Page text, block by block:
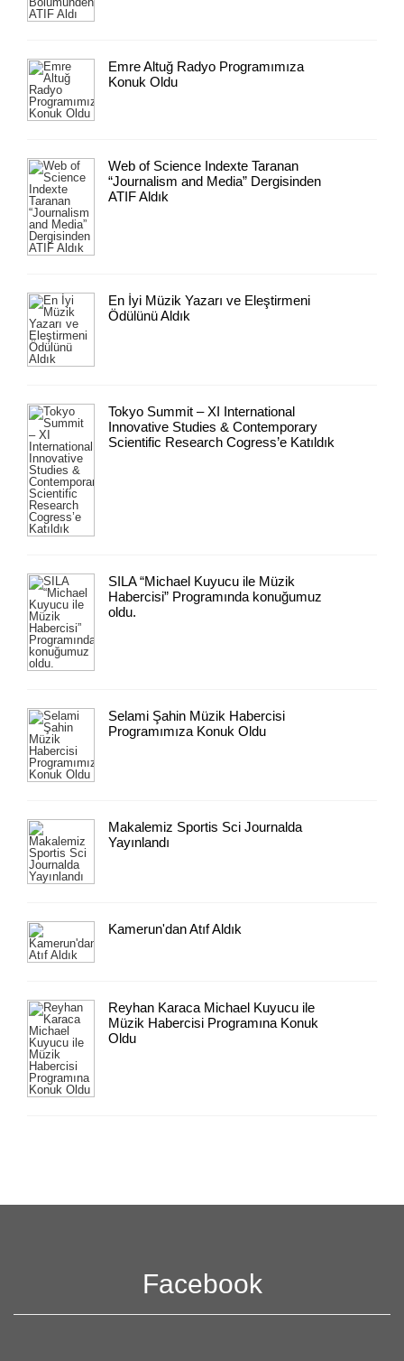
Emre Altuğ Radyo Programımıza
Konuk Oldu
Web of Science Indexte Taranan
“Journalism and Media” Dergisinden
ATIF Aldık
En İyi Müzik Yazarı ve Eleştirmeni
Ödülünü Aldık
Tokyo Summit – XI International
Innovative Studies & Contemporary
Scientific Research Cogress’e Katıldık
SILA “Michael Kuyucu ile Müzik
Habercisi” Programında konuğumuz
oldu.
Selami Şahin Müzik Habercisi
Programımıza Konuk Oldu
Makalemiz Sportis Sci Journalda
Yayınlandı
Kamerun'dan Atıf Aldık
Reyhan Karaca Michael Kuyucu ile
Müzik Habercisi Programına Konuk
Oldu
Facebook